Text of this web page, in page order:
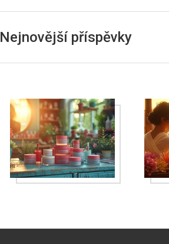
Nejnovější příspěvky